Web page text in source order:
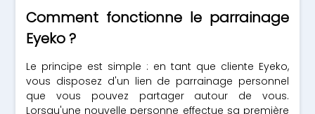
Comment fonctionne le parrainage
Eyeko ?
Le principe est simple : en tant que cliente Eyeko,
vous disposez d'un lien de parrainage personnel
que vous pouvez partager autour de vous.
Lorsqu'une nouvelle personne effectue sa première